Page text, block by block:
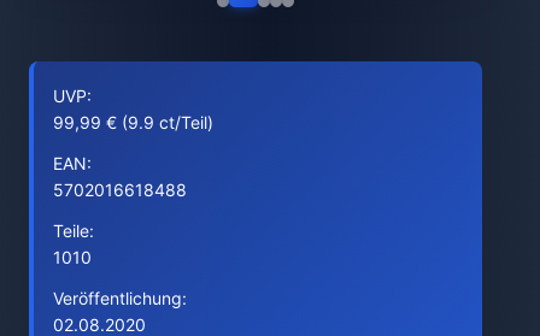
UVP:
99,99 € (9.9 ct/Teil)
EAN:
5702016618488
Teile:
1010
Veröffentlichung:
02.08.2020